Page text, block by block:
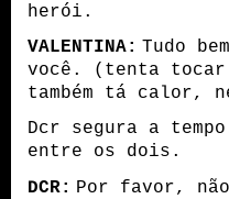
herói.
VALENTINA: Tudo
você. (tenta tocar
também tá calor,
Dcr segura a
entre os dois.
DCR: Por favor,